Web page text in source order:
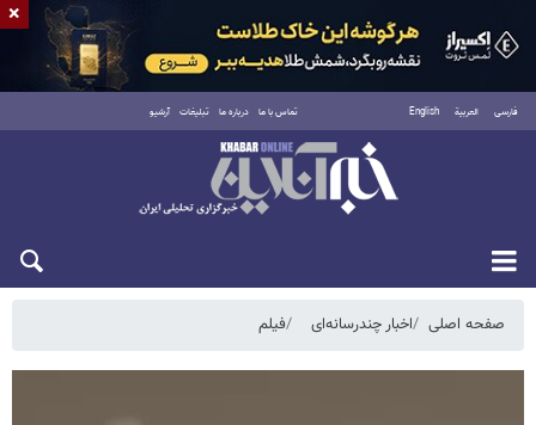
فارسی العربية English تماس با ما درباره ما تبلیغات آرشیو
یکشنبه ۱۸ مرداد ۱۴۰۵
صفحه اصلی اخبار چندرسانه‌ای فیلم
×